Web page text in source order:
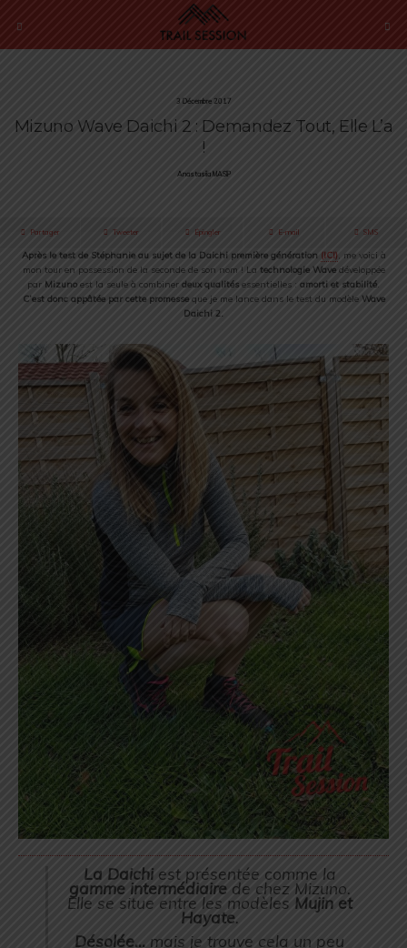
3 Décembre 2017
Mizuno Wave Daichi 2 : Demandez Tout, Elle L’a
!
Anastasiia MASIP
Partager Tweeter Épingler E-mail SMS
Après le test de Stéphanie au sujet de la Daichi première génération (ICI), me voici à
mon tour en possession de la seconde de son nom ! La technologie Wavedéveloppée
par Mizuno est la seule à combiner deux qualités essentielles : amorti et stabilité.
C’est donc appâtée par cette promesseque je me lance dans le test du modèle Wave
Daichi 2.
La Daichiest présentée comme la
gamme intermédiairede chez Mizuno.
Elle se situe entre les modèles Mujin et
Hayate.
Désolée… mais je trouve cela un peu